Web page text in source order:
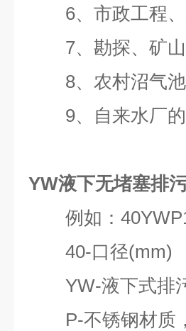
6、市政工程、
7、勘探、矿山
8、农村沼气池
9、自来水厂的
YW液下无堵塞排
例如：
40-口径(mm)
YW-液下式排
P-不锈钢材质